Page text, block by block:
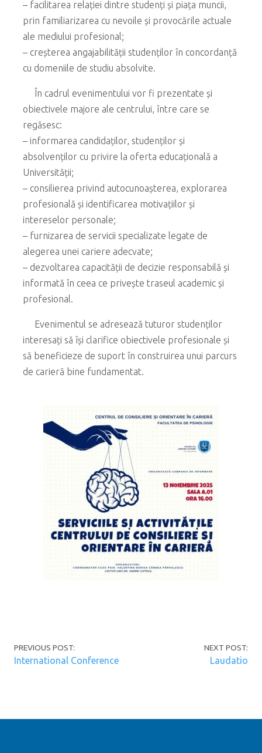
– facilitarea relației dintre studenți și piața muncii,
prin familiarizarea cu nevoile și provocările actuale
ale mediului profesional;
– creșterea angajabilității studenților în concordanță
cu domeniile de studiu absolvite.
În cadrul evenimentului vor fi prezentate și
obiectivele majore ale centrului, între care se
regăsesc:
– informarea candidaților, studenților și
absolvenților cu privire la oferta educațională a
Universității;
– consilierea privind autocunoașterea, explorarea
profesională și identificarea motivațiilor și
intereselor personale;
– furnizarea de servicii specializate legate de
alegerea unei cariere adecvate;
– dezvoltarea capacității de decizie responsabilă și
informată în ceea ce privește traseul academic și
profesional.
Evenimentul se adresează tuturor studenților
interesați să își clarifice obiectivele profesionale și
să beneficieze de suport în construirea unui parcurs
de carieră bine fundamentat.
PREVIOUS POST:
International Conference
NEXT POST:
Laudatio